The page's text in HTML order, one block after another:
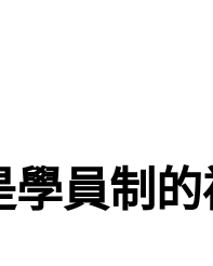
學員制